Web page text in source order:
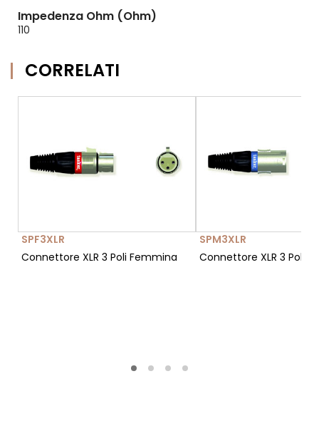
Impedenza Ohm (Ohm)
110
CORRELATI
SPF3XLR
Connettore XLR 3 Poli Femmina
SPM3XLR
Connettore XLR 3 Poli